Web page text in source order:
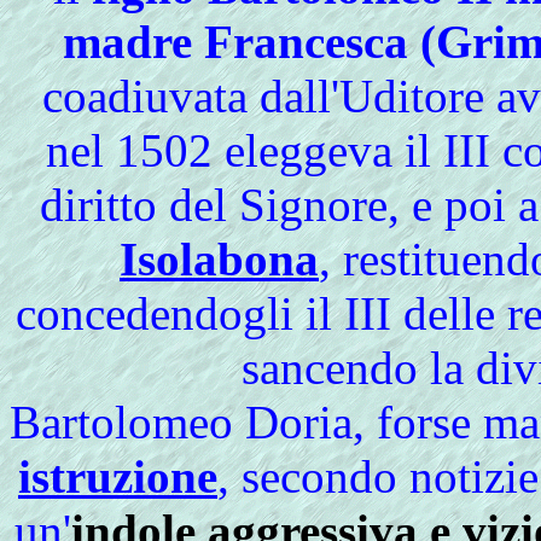
madre Francesca
coadiuvata dall'Uditore
nel 1502 eleggeva il III
diritto del Signore, e poi
Isolabona,
concedendogli il III delle
sancendo la
Bartolomeo Doria, forse
istruzione, secondo
un'indole aggressiva e